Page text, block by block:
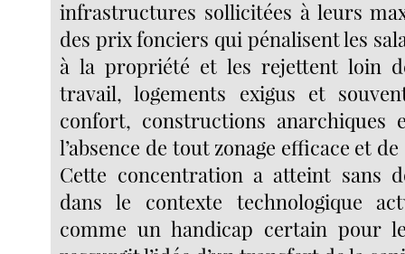
infrastructures sollicitées à leurs
des prix fonciers qui pénalisent les
à la propriété et les rejettent loin
travail, logements exigus et
confort, constructions anarchiques
l’absence de tout zonage efficace et
Cette concentration a atteint sans
dans le contexte technologique
comme un handicap certain pour